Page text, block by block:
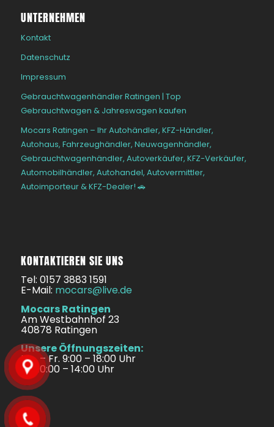
UNTERNEHMEN
Kontakt
Datenschutz
Impressum
Gebrauchtwagenhändler Ratingen | Top
Gebrauchtwagen & Jahreswagen kaufen
Mocars Ratingen – Ihr Autohändler, KFZ-Händler,
Autohaus, Fahrzeughändler, Neuwagenhändler,
Gebrauchtwagenhändler, Autoverkäufer, KFZ-Verkäufer,
Automobilhändler, Autohandel, Autovermittler,
Autoimporteur & KFZ-Dealer! 🚗
KONTAKTIEREN SIE UNS
Tel: 0157 3883 1591
E-Mail: mocars@live.de
Mocars Ratingen
Am Westbahnhof 23
40878 Ratingen
Unsere Öffnungszeiten:
Mo. – Fr. 9:00 – 18:00 Uhr
Sa. 10:00 – 14:00 Uhr